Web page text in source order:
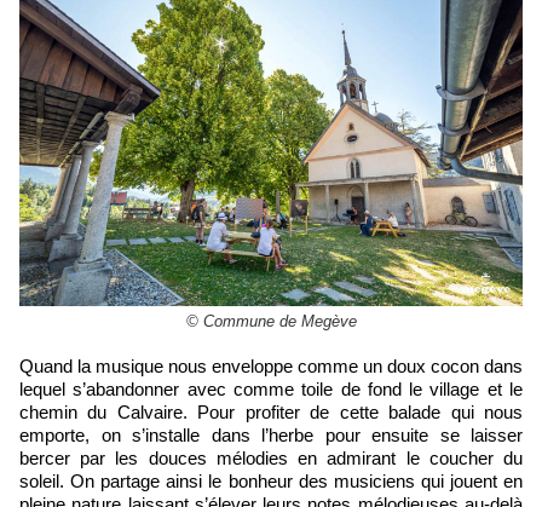
© Commune de Megève
Quand la musique nous enveloppe comme un doux cocon dans
lequel s’abandonner avec comme toile de fond le village et le
chemin du Calvaire. Pour profiter de cette balade qui nous
emporte, on s’installe dans l’herbe pour ensuite se laisser
bercer par les douces mélodies en admirant le coucher du
soleil. On partage ainsi le bonheur des musiciens qui jouent en